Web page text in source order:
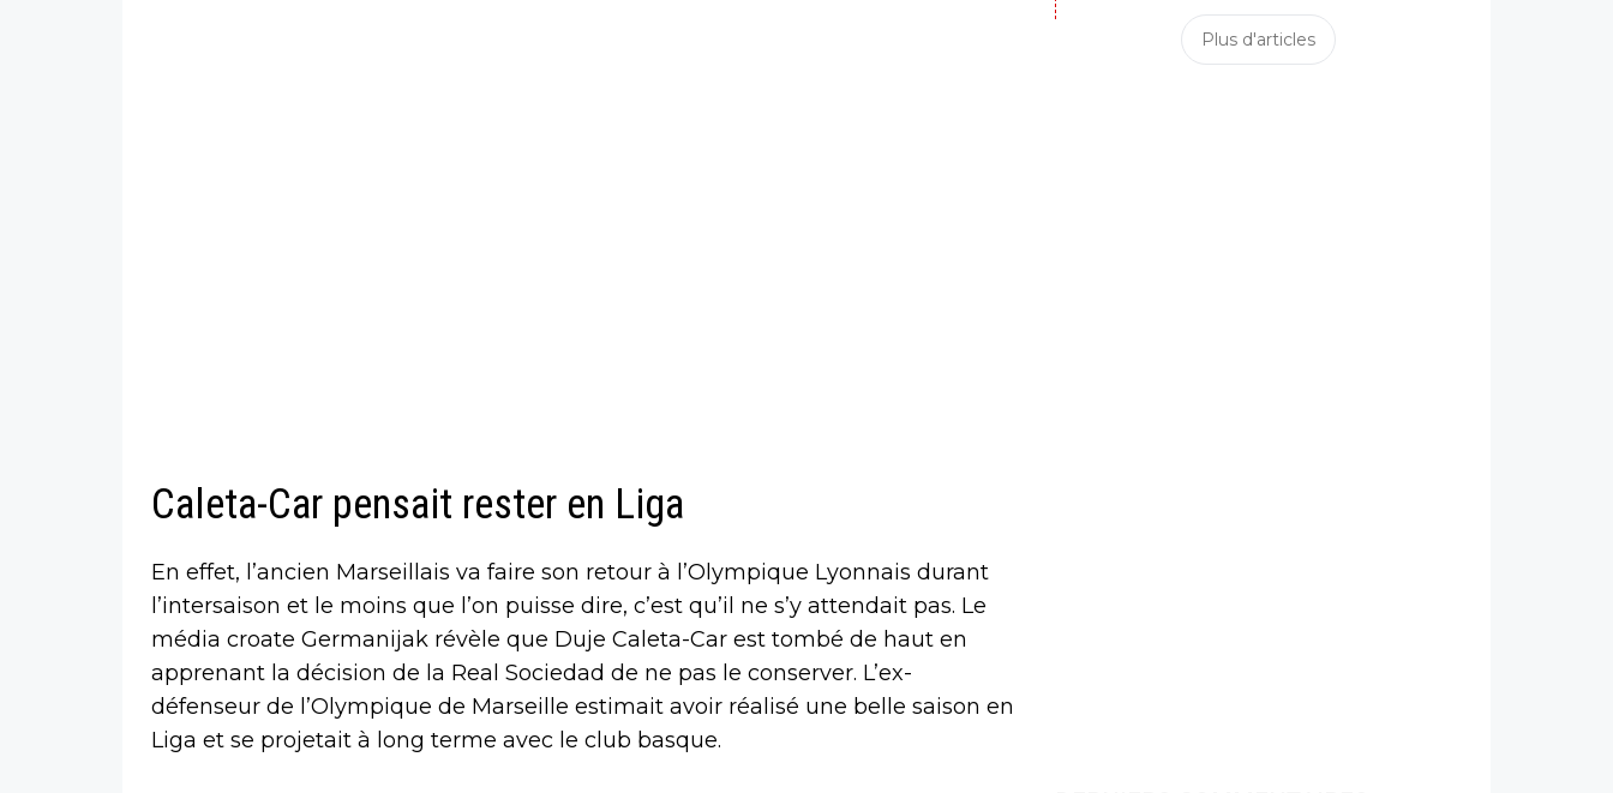
Caleta-Car pensait rester en Liga
En effet, l’ancien Marseillais va faire son retour à l’Olympique Lyonnais durant
l’intersaison et le moins que l’on puisse dire, c’est qu’il ne s’y attendait pas. Le
média croate Germanijak révèle que Duje Caleta-Car est tombé de haut en
apprenant la décision de la Real Sociedad de ne pas le conserver. L’ex-
défenseur de l’Olympique de Marseille estimait avoir réalisé une belle saison en
Liga et se projetait à long terme avec le club basque.
Plus d'articles